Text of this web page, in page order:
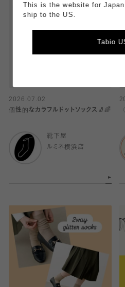
2026.07.02
個性的なカラフルドットソックス🧦🌈
靴下屋
ルミネ横浜店
This is the website for
ship to the US.
Tabio